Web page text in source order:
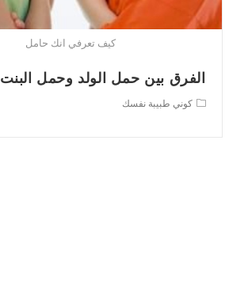
كيف تعرفي انك حامل
الفرق بين حمل الولد وحمل البنت
Postكوني طبيبة نفسك